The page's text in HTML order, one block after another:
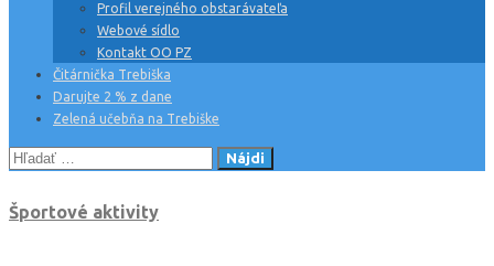
Profil verejného obstarávateľa
Webové sídlo
Kontakt OO PZ
Čitárnička Trebiška
Darujte 2 % z dane
Zelená učebňa na Trebiške
Hľadať:
Športové aktivity